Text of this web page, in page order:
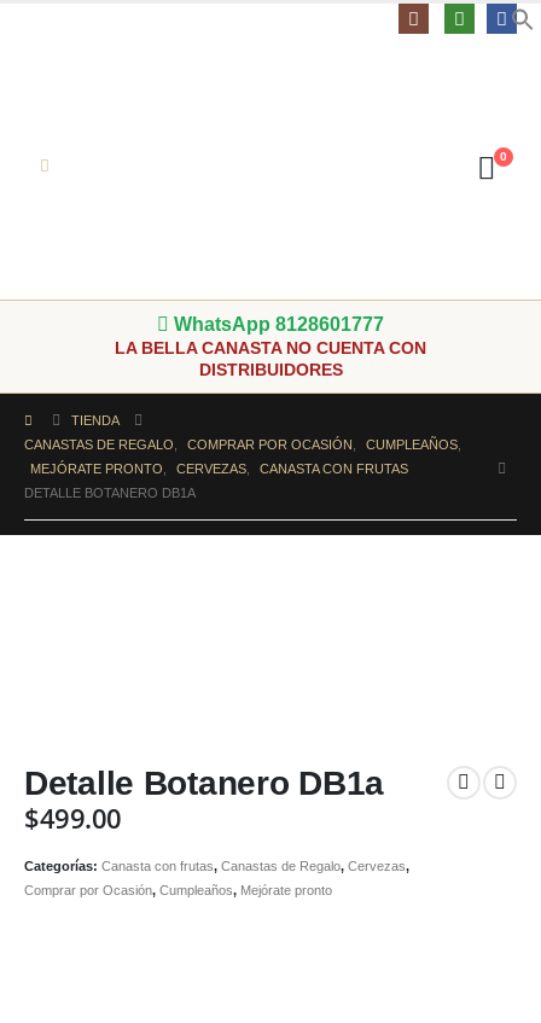
0
WhatsApp 8128601777
LA BELLA CANASTA NO CUENTA CON
DISTRIBUIDORES
TIENDA
CANASTAS DE REGALO
COMPRAR POR OCASIÓN CUMPLEAÑOS
MEJÓRATE PRONTO
CERVEZAS
CANASTA CON FRUTAS
DETALLE BOTANERO DB1A
Detalle Botanero DB1a
$499.00
Categorías: Canasta con frutas, Canastas de Regalo, Cervezas,
Comprar por Ocasión, Cumpleaños, Mejórate pronto